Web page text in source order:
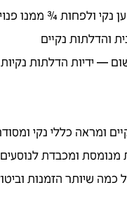
ולפחות ¾ ממנו
נקיים
הדלתות נקיות
כללי נקי
ומכבדת לנוסעים
שיותר הזמנות